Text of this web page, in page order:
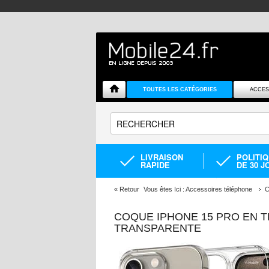
TOUTES LES CATÉGORIES
LIVRAISON
RAPIDE DE 30
« Retour Vous êtes Ici : Accessoires téléphone
COQUE IPHONE 15 PRO EN
TRANSPARENTE